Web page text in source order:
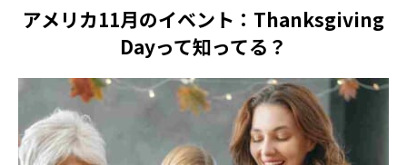
アメリカ11月のイベント：Thanksgiving
Dayって知ってる？